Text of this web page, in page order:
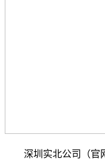
深圳实北公司（官网